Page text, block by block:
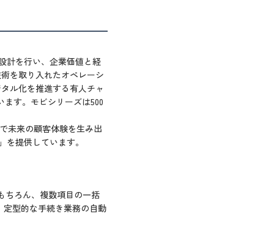
計を行い、企業価値と経
を取り入れたオペレーシ
ル化を推進する有人チャ
す。モビシリーズは500
未来の顧客体験を生み出
提供しています。
ちろん、複数項目の一括
型的な手続き業務の自動